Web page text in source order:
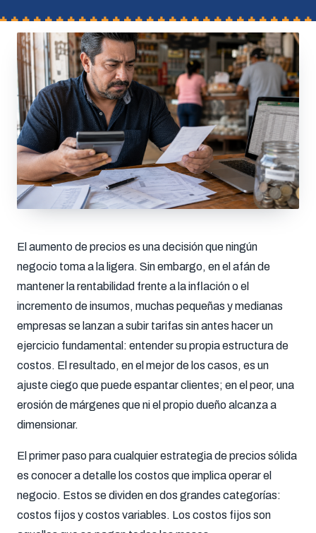
El aumento de precios es una decisión que ningún
negocio toma a la ligera. Sin embargo, en el afán de
mantener la rentabilidad frente a la inflación o el
incremento de insumos, muchas pequeñas y medianas
empresas se lanzan a subir tarifas sin antes hacer un
ejercicio fundamental: entender su propia estructura de
costos. El resultado, en el mejor de los casos, es un
ajuste ciego que puede espantar clientes; en el peor, una
erosión de márgenes que ni el propio dueño alcanza a
dimensionar.
El primer paso para cualquier estrategia de precios sólida
es conocer a detalle los costos que implica operar el
negocio. Estos se dividen en dos grandes categorías:
costos fijos y costos variables. Los costos fijos son